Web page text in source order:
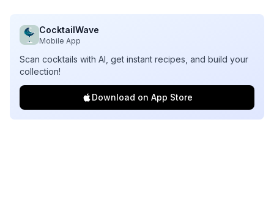
CocktailWave
Mobile App
Scan cocktails with AI, get instant recipes, and build your
collection!
Download on App Store